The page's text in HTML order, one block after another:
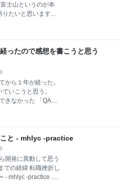
しスクラムというの
どうやらスクラムガ
門書もいくつかあ
士山というのが本
りたいと思います。
してください：
ロダクトチームの
りやすい図解なん
っくりと見て、「な
」と思いました。
パッと見て何が大事
ても優れていると
かる。 名前も品質富
やすいのも地味に
ったので感想を書こうと思う
から１年が経った。
いこうと思う。
きなかった 「QAで
ーションを開発し
。 しかしそれはと
はQAができていた
卒で入社してから
はQAの真似事をし
誤字脱字チェック」
の「バグを分類ご
こと - mhlyc -practice
開発に異動して思う
での経緯 転職挫折し
- mhlyc -practice 紆